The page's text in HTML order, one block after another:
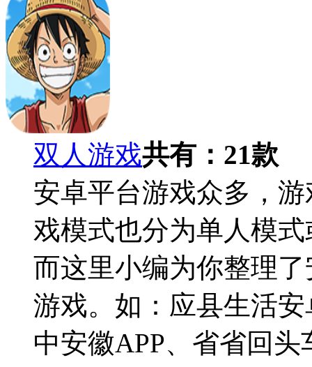
双人游戏共有： 21款
安卓平台游戏众多，
戏模式也分为单人模
而这里小编为你整理
游戏。如：应县生活
中安徽APP、省省回头